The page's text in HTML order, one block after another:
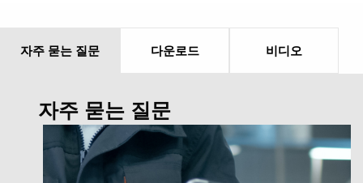
자주 묻는 질문 다운로드 비디오
자주 묻는 질문